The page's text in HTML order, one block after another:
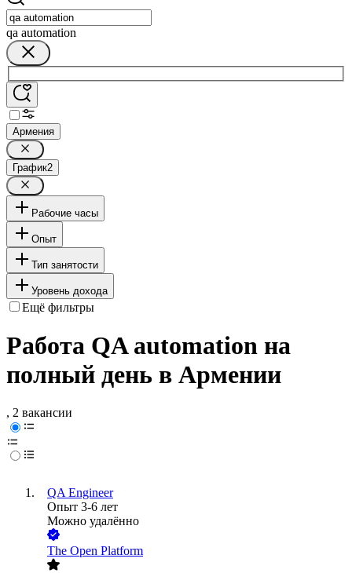
qa automation
Армения
График2
Рабочие часы
Опыт
Тип занятости
Уровень дохода
Ещё фильтры
Работа QA automation на
полный день в Армении
, 2 вакансии
QA Engineer
Опыт 3-6 лет
Можно удалённо
The Open Platform